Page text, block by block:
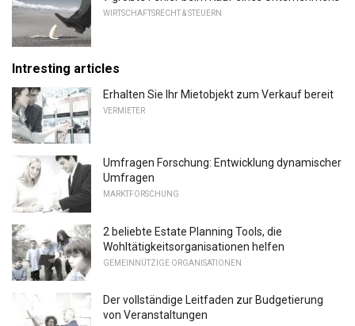
WIRTSCHAFTSRECHT & STEUERN
Intresting articles
Erhalten Sie Ihr Mietobjekt zum Verkauf bereit
VERMIETER
Umfragen Forschung: Entwicklung dynamischer
Umfragen
MARKTFORSCHUNG
2 beliebte Estate Planning Tools, die
Wohltätigkeitsorganisationen helfen
GEMEINNÜTZIGE ORGANISATIONEN
Der vollständige Leitfaden zur Budgetierung
von Veranstaltungen